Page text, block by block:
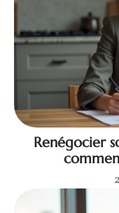
Renégocier